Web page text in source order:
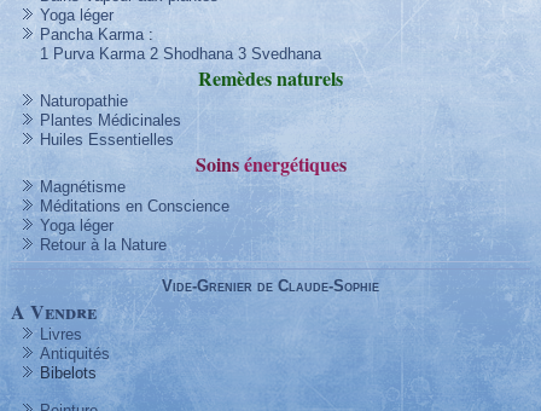
Yoga léger
Pancha Karma:
1 Purva Karma 2 Shodhana 3 Svedhana
Remèdesnaturels
Naturopathie
Plantes Médicinales
Huiles Essentielles
Soinsénergétiques
Magnétisme
Méditations en Conscience
Yoga léger
Retour à la Nature
Vide-Grenier de Claude-Sophie
A Vendre
Livres
Antiquités
Bibelots